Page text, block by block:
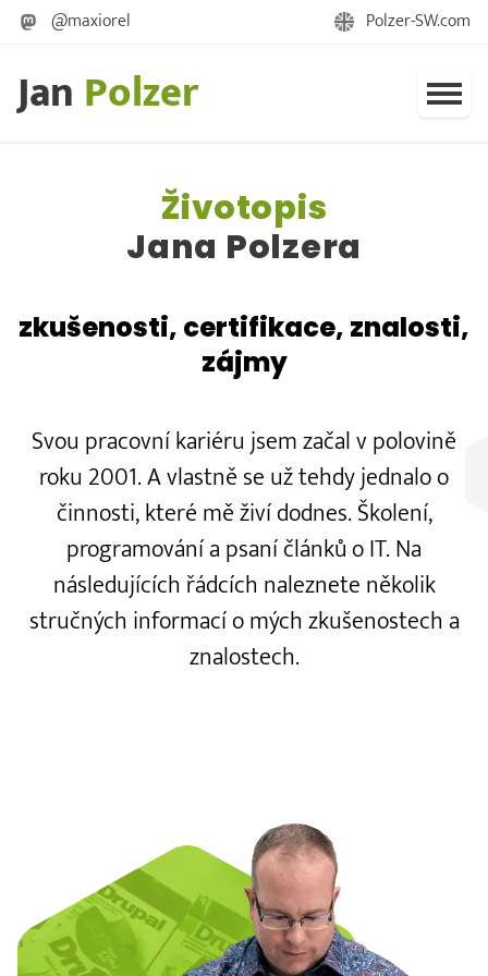
@maxiorel Polzer-SW.com
Jan Polzer
Životopis
Jana Polzera
zkušenosti, certifikace, znalosti,
zájmy
Svou pracovní kariéru jsem začal v polovině
roku 2001. A vlastně se už tehdy jednalo o
činnosti, které mě živí dodnes. Školení,
programování a psaní článků o IT. Na
následujících řádcích naleznete několik
stručných informací o mých zkušenostech a
znalostech.